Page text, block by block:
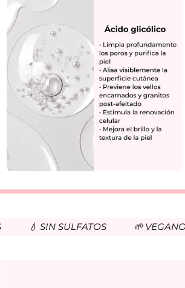
💧 SIN SULFATOS 🌱 VEGANO